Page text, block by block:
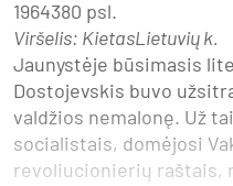
1964380 psl.
Viršelis: KietasLietuvių k.
Jaunystėje būsimasis
Dostojevskis buvo
valdžios nemalonę. Už
socialistais, domėjosi
revoliucionierių raštais,